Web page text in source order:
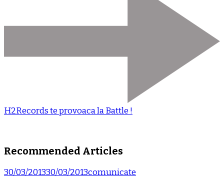
H2Records te provoaca la Battle !
Recommended Articles
30/03/201330/03/2013comunicate